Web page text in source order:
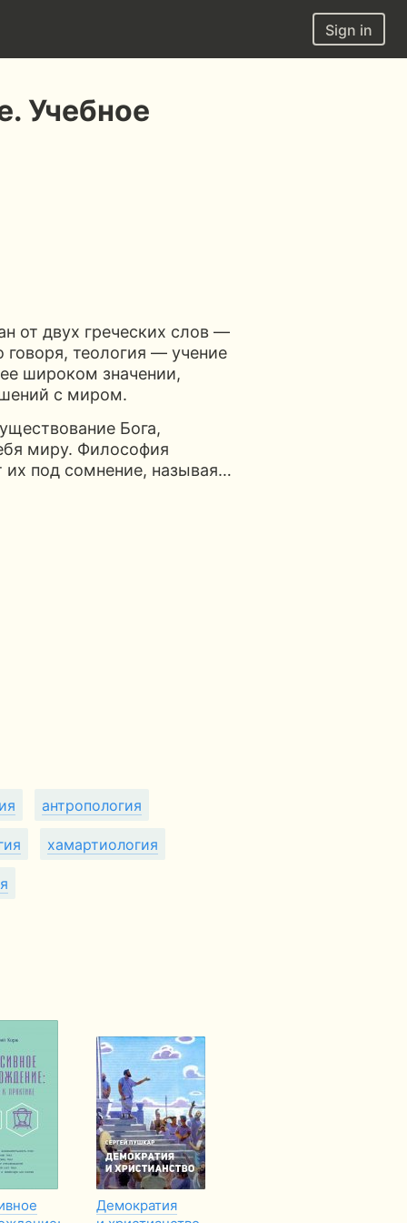
Sign in
Учебное
от двух греческих слов —
говоря, теология — учение
широком значении,
с миром.
Бога,
миру. Философия
их под сомнение, называя…
антропология
хамартиология
Демократия